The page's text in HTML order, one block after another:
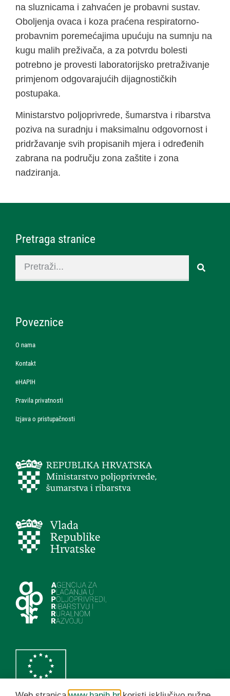
na sluznicama i zahvaćen je probavni sustav.
Oboljenja ovaca i koza praćena respiratorno-
probavnim poremećajima upućuju na sumnju na
kugu malih preživača, a za potvrdu bolesti
potrebno je provesti laboratorijsko pretraživanje
primjenom odgovarajućih dijagnostičkih
postupaka.
Ministarstvo poljoprivrede, šumarstva i ribarstva
poziva na suradnju i maksimalnu odgovornost i
pridržavanje svih propisanih mjera i određenih
zabrana na području zona zaštite i zona
nadziranja.
Pretraga stranice
Poveznice
O nama
Kontakt
eHAPIH
Pravila privatnosti
Izjava o pristupačnosti